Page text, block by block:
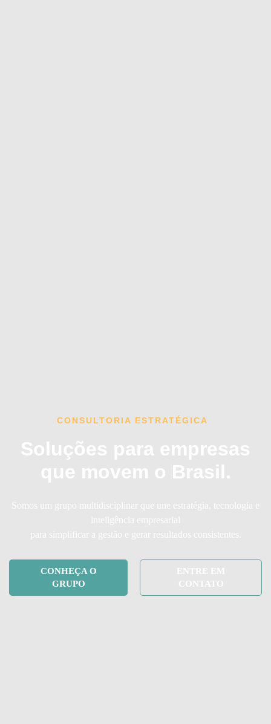
CONSULTORIA ESTRATÉGICA
Soluções para empresas
que movem o Brasil.
Somos um grupo multidisciplinar que une estratégia, tecnologia e
inteligência empresarial
para simplificar a gestão e gerar resultados consistentes.
CONHEÇA O
GRUPO
ENTRE EM
CONTATO